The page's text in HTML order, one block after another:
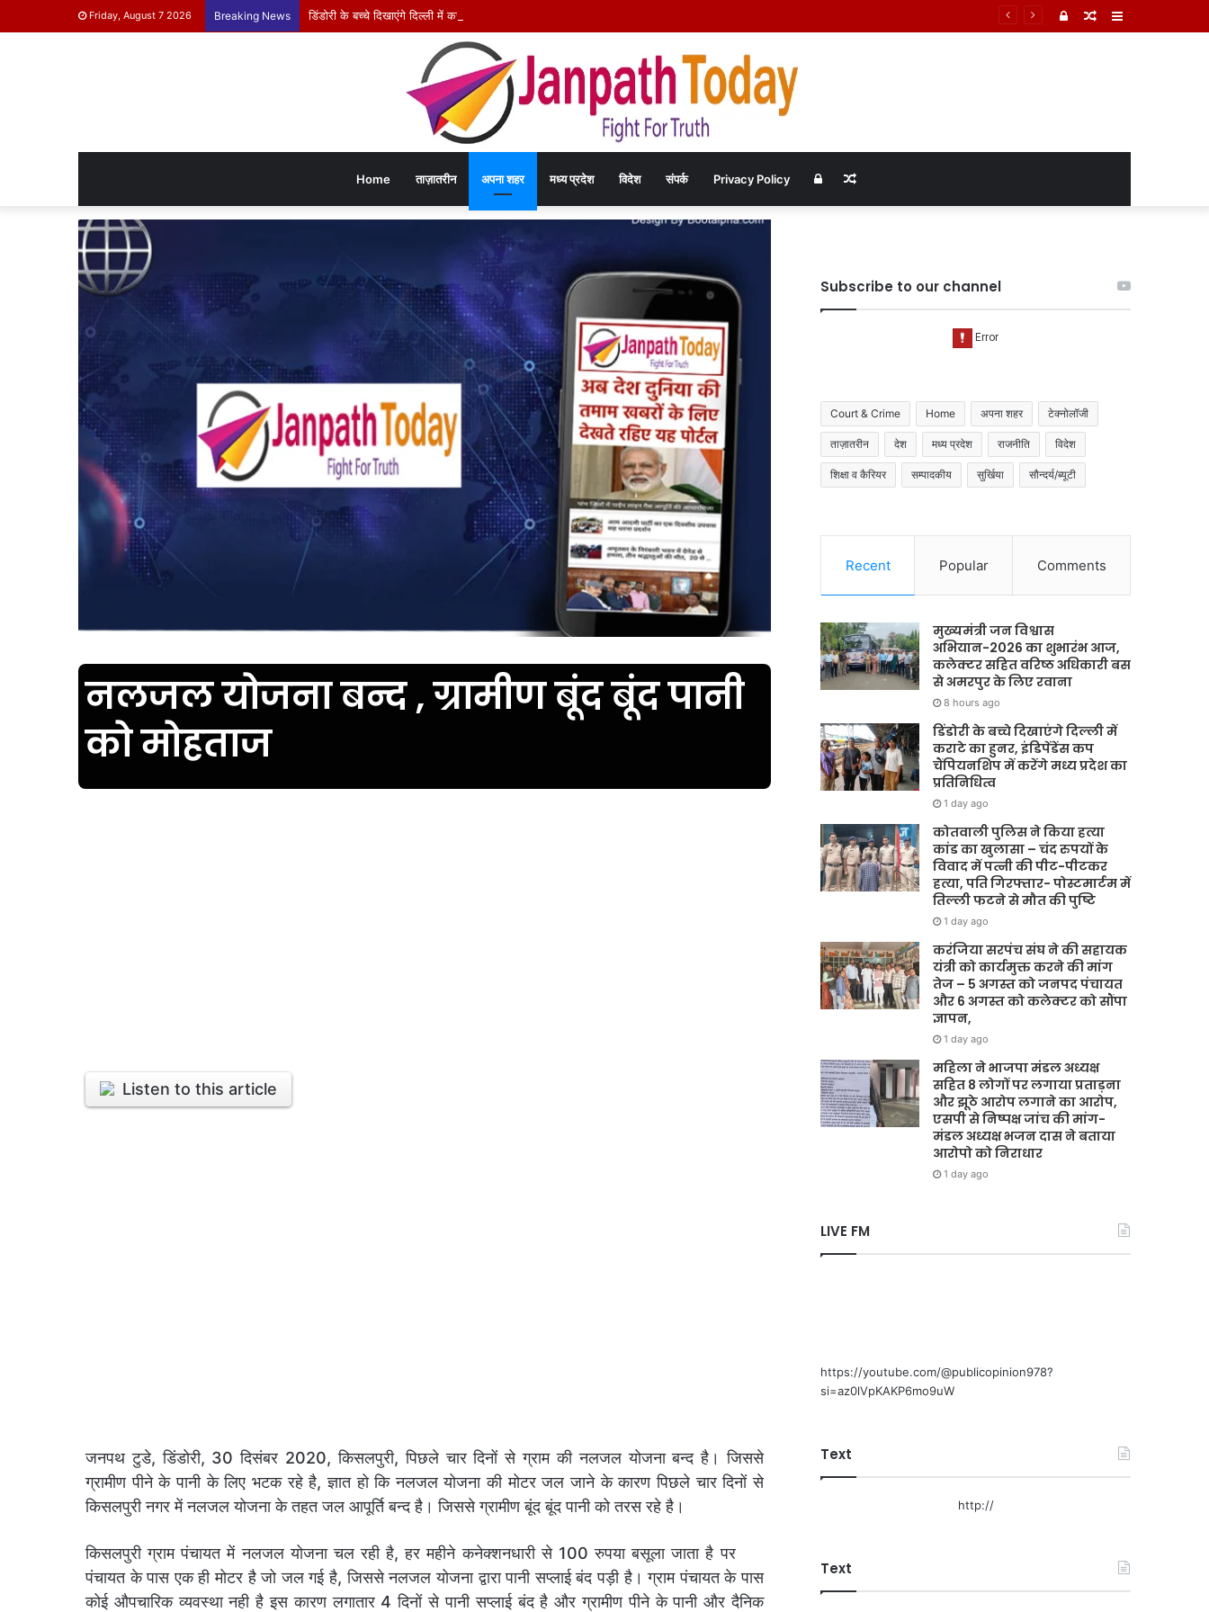
Friday, August 7 2026 Breaking News डिंडोरी के बच्चे दिखाएंगे दिल्ली में कराटे का हुनर, इंडिपेंडेंस कप चैंपियनशिप में करेंगे मध्य प्रदेश का प्रतिनिधित्व Random
Log
Home ताज़ातरीन अपना शहर मध्य प्रदेश विदेश संपर्क Privacy Policy Random
Log
नलजल योजना बन्द , ग्रामीण बूंद बूंद पानी
को मोहताज
Listen to this article
जनपथ टुडे, डिंडोरी, 30 दिसंबर 2020, किसलपुरी, पिछले चार दिनों से ग्राम की नलजल योजना बन्द है। जिससे
ग्रामीण पीने के पानी के लिए भटक रहे है, ज्ञात हो कि नलजल योजना की मोटर जल जाने के कारण पिछले चार दिनों से
किसलपुरी नगर में नलजल योजना के तहत जल आपूर्ति बन्द है। जिससे ग्रामीण बूंद बूंद पानी को तरस रहे है।
किसलपुरी ग्राम पंचायत में नलजल योजना चल रही है, हर महीने कनेक्शनधारी से 100 रुपया बसूला जाता है पर
पंचायत के पास एक ही मोटर है जो जल गई है, जिससे नलजल योजना द्वारा पानी सप्लाई बंद पड़ी है। ग्राम पंचायत के पास
कोई औपचारिक व्यवस्था नही है इस कारण लगातार 4 दिनों से पानी सप्लाई बंद है और ग्रामीण पीने के पानी और दैनिक
Subscribe to our channel
Court & Crime Home अपना शहर टेक्नोलॉजी
ताज़ातरीन देश मध्य प्रदेश राजनीति विदेश
शिक्षा व कैरियर सम्पादकीय सुर्खिया सौन्दर्य/ब्यूटी
Recent Popular Comments
मुख्यमंत्री जन विश्वास
अभियान-2026 का शुभारंभ आज,
कलेक्टर सहित वरिष्ठ अधिकारी बस
से अमरपुर के लिए रवाना
8 hours ago
डिंडोरी के बच्चे दिखाएंगे दिल्ली में
कराटे का हुनर, इंडिपेंडेंस कप
चैंपियनशिप में करेंगे मध्य प्रदेश का
प्रतिनिधित्व
1 day ago
कोतवाली पुलिस ने किया हत्या
कांड का खुलासा – चंद रुपयों के
विवाद में पत्नी की पीट-पीटकर
हत्या, पति गिरफ्तार- पोस्टमार्टम में
तिल्ली फटने से मौत की पुष्टि
1 day ago
करंजिया सरपंच संघ ने की सहायक
यंत्री को कार्यमुक्त करने की मांग
तेज – 5 अगस्त को जनपद पंचायत
और 6 अगस्त को कलेक्टर को सौंपा
ज्ञापन,
1 day ago
महिला ने भाजपा मंडल अध्यक्ष
सहित 8 लोगों पर लगाया प्रताड़ना
और झूठे आरोप लगाने का आरोप,
एसपी से निष्पक्ष जांच की मांग-
मंडल अध्यक्ष भजन दास ने बताया
आरोपो को निराधार
1 day ago
LIVE FM
https://youtube.com/@publicopinion978?
si=az0lVpKAKP6mo9uW
Text
http://
Text